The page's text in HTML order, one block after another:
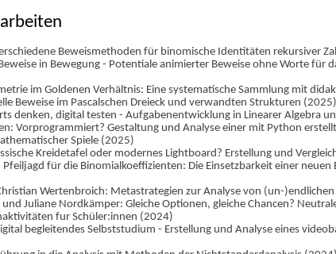
Beweismethoden für binomische Identitäten rekursiver
in Bewegung - Potentiale animierter Beweise ohne Worte
im Goldenen Verhältnis: Eine systematische Sammlung mit
Beweise im Pascalschen Dreieck und verwandten Strukturen (2025)
denken, digital testen - Aufgabenentwicklung in Linearer Algebra
Vorprogrammiert? Gestaltung und Analyse einer mit Python
Spiele (2025)
Kreidetafel oder modernes Lightboard? Erstellung und
Pfeiljagd für die Binomialkoeffizienten: Die Einsetzbarkeit einer
Wertenbroich: Metastrategien zur Analyse von (un-
Juliane Nordkämper: Gleiche Optionen, gleiche Chancen?
fur Schüler:innen (2024)
begleitendes Selbststudium - Erstellung und Analyse eines